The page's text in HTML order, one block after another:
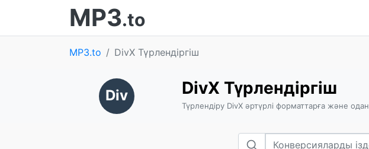
MP3.to
MP3.to DivX Түрлендіргіш
Div DivX Түрлендіргіш
Түрлендіру DivX әртүрлі форматтарға және одан